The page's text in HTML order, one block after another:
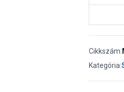
Cikkszám:
Kategória: